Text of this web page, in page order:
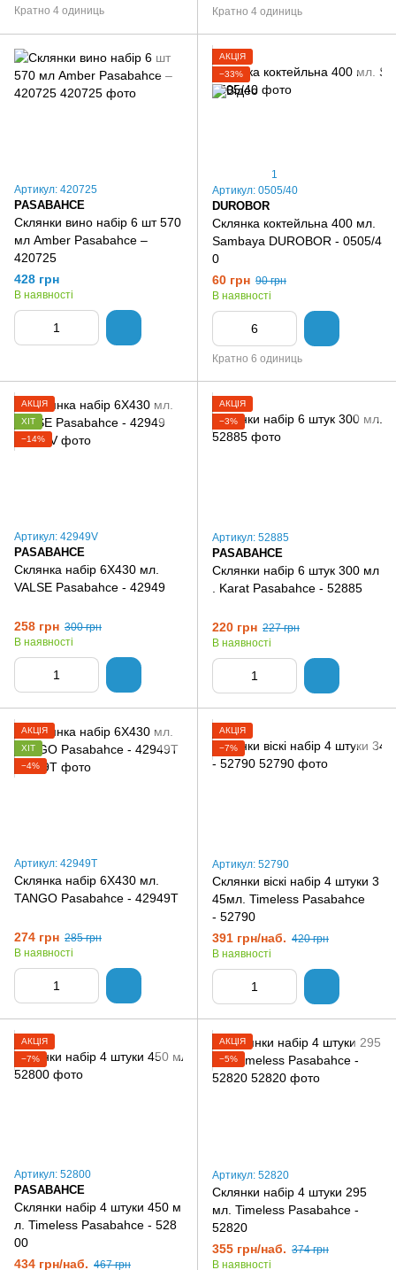
Кратно 4 одиниць Кратно 4 одиниць
Артикул: 420725
PASABAHCE
Склянки вино набір 6 шт 570
мл Amber Pasabahce –
420725
428 грн
В наявності
АКЦІЯ
−33%
1
Артикул: 0505/40
DUROBOR
Склянка коктейльна 400 мл.
Sambaya DUROBOR - 0505/4
0
60 грн 90 грн
В наявності
Кратно 6 одиниць
АКЦІЯ
ХІТ
−14%
Артикул: 42949V
PASABAHCE
Склянка набір 6Х430 мл.
VALSE Pasabahce - 42949
258 грн 300 грн
В наявності
АКЦІЯ
−3%
Артикул: 52885
PASABAHCE
Склянки набір 6 штук 300 мл
. Karat Pasabahce - 52885
220 грн 227 грн
В наявності
АКЦІЯ
ХІТ
−4%
Артикул: 42949T
Склянка набір 6Х430 мл.
TANGO Pasabahce - 42949Т
274 грн 285 грн
В наявності
АКЦІЯ
−7%
Артикул: 52790
Склянки віскі набір 4 штуки 3
45мл. Timeless Pasabahce
- 52790
391 грн/наб. 420 грн
В наявності
АКЦІЯ
−7%
Артикул: 52800
PASABAHCE
Склянки набір 4 штуки 450 м
л. Timeless Pasabahce - 528
00
434 грн/наб. 467 грн
АКЦІЯ
−5%
Артикул: 52820
Склянки набір 4 штуки 295
мл. Timeless Pasabahce -
52820
355 грн/наб. 374 грн
В наявності